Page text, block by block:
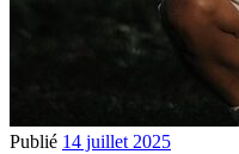
Publié 14 juillet 2025